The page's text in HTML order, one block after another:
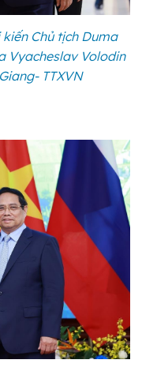
Chủ tịch Duma
Vyacheslav Volodin
TTXVN